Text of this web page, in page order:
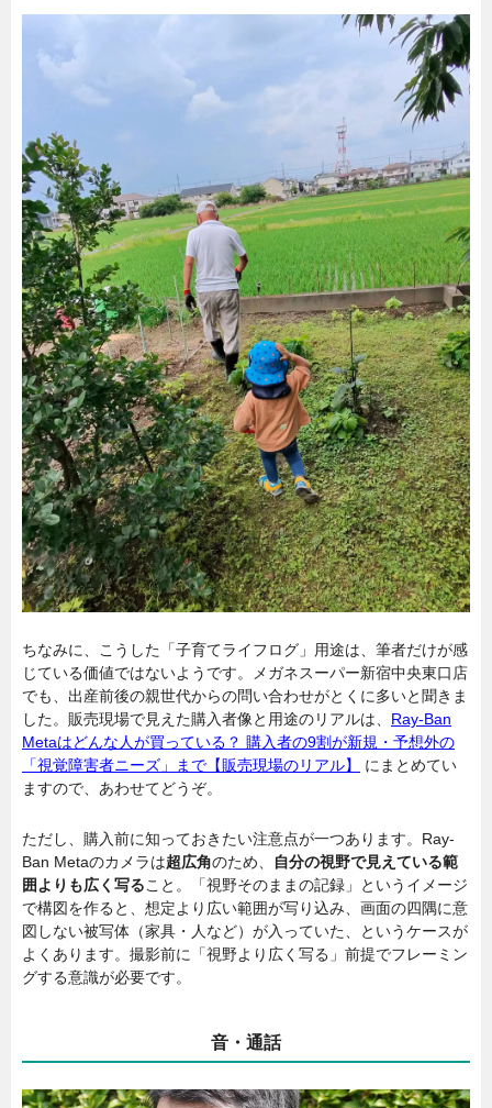
ちなみに、こうした「子育てライフログ」用途は、筆者だけが感
じている価値ではないようです。メガネスーパー新宿中央東口店
でも、出産前後の親世代からの問い合わせがとくに多いと聞きま
した。販売現場で見えた購入者像と用途のリアルは、 Ray-Ban
Metaはどんな人が買っている？ 購入者の9割が新規・予想外の
「視覚障害者ニーズ」まで【販売現場のリアル】
にまとめてい
ますので、あわせてどうぞ。
ただし、購入前に知っておきたい注意点が一つあります。Ray-
Ban Metaのカメラは超広角のため、
自分の視野で見えている範
囲よりも広く写ること。「視野そのままの記録」というイメージ
で構図を作ると、想定より広い範囲が写り込み、画面の四隅に意
図しない被写体（家具・人など）が入っていた、というケースが
よくあります。撮影前に「視野より広く写る」前提でフレーミン
グする意識が必要です。
音・通話